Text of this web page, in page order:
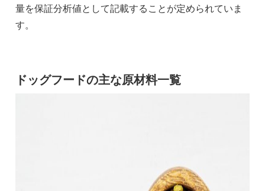
量を保証分析値として記載することが定められていま
す。
ドッグフードの主な原材料一覧